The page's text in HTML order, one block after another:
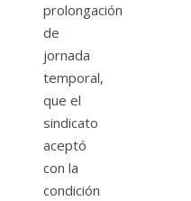
prolongación
de
jornada
temporal,
que el
sindicato
aceptó
con la
condición